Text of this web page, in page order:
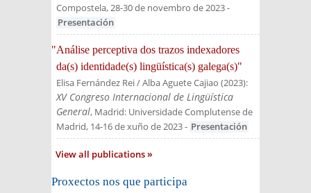
Compostela, 28-30 de novembro de 2023-
Presentación
"Análise perceptiva dos trazos indexadores
da(s) identidade(s) lingüística(s) galega(s)"
Elisa Fernández Rei / Alba Aguete Cajiao (2023):
XV Congreso Internacional de Lingüística
General, Madrid: Universidade Complutense de
Madrid, 14-16 de xuño de 2023- Presentación
View all publications
Proxectos nos que participa